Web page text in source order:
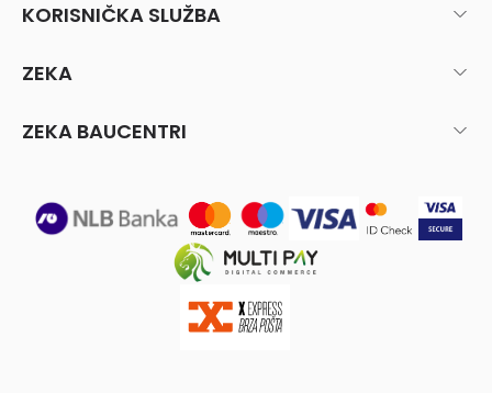
KORISNIČKA SLUŽBA
ZEKA
ZEKA BAUCENTRI